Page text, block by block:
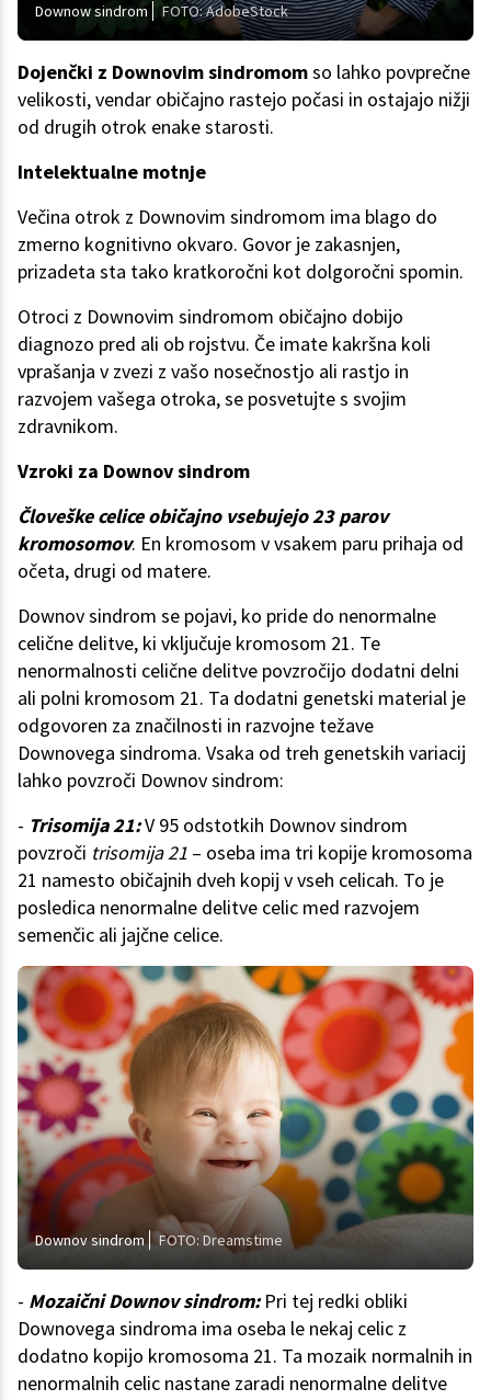
Downow sindrom FOTO: AdobeStock
Dojenčki z Downovim sindromomso lahko povprečne
velikosti, vendar običajno rastejo počasi in ostajajo nižji
od drugih otrok enake starosti.
Intelektualne motnje
Večina otrok z Downovim sindromom ima blago do
zmerno kognitivno okvaro. Govor je zakasnjen,
prizadeta sta tako kratkoročni kot dolgoročni spomin.
Otroci z Downovim sindromom običajno dobijo
diagnozo pred ali ob rojstvu. Če imate kakršna koli
vprašanja v zvezi z vašo nosečnostjo ali rastjo in
razvojem vašega otroka, se posvetujte s svojim
zdravnikom.
Vzroki za Downov sindrom
Človeške celice običajno vsebujejo 23 parov
kromosomov. En kromosom v vsakem paru prihaja od
očeta, drugi od matere.
Downov sindrom se pojavi, ko pride do nenormalne
celične delitve, ki vključuje kromosom 21. Te
nenormalnosti celične delitve povzročijo dodatni delni
ali polni kromosom 21. Ta dodatni genetski material je
odgovoren za značilnosti in razvojne težave
Downovega sindroma. Vsaka od treh genetskih variacij
lahko povzroči Downov sindrom:
- Trisomija 21:V 95 odstotkih Downov sindrom
povzroči trisomija 21 – oseba ima tri kopije kromosoma
21 namesto običajnih dveh kopij v vseh celicah. To je
posledica nenormalne delitve celic med razvojem
semenčic ali jajčne celice.
Downov sindrom FOTO: Dreamstime
- Mozaični Downov sindrom:Pri tej redki obliki
Downovega sindroma ima oseba le nekaj celic z
dodatno kopijo kromosoma 21. Ta mozaik normalnih in
nenormalnih celic nastane zaradi nenormalne delitve